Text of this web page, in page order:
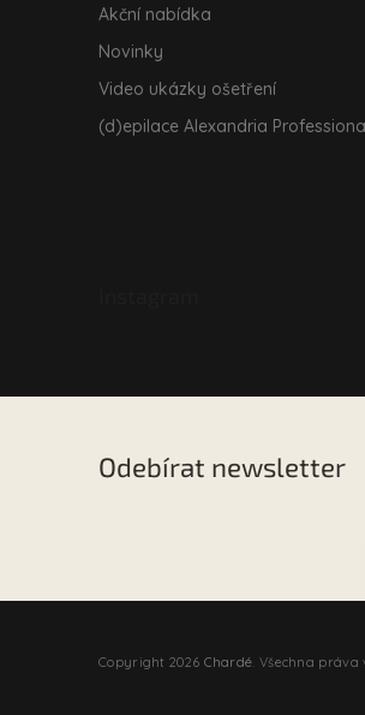
Akční nabídka
Novinky
Video ukázky ošetření
(d)epilace Alexandria
Odebírat newsletter
Copyright 2026 Chardé . Všechna práva